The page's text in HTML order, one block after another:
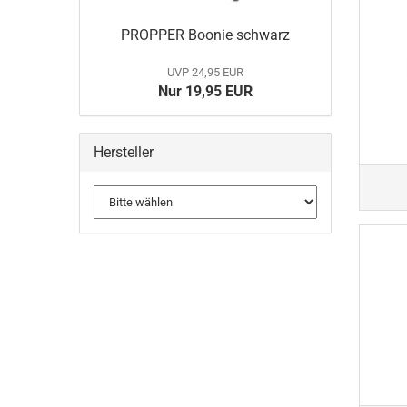
DANNER Boots
Gummistiefel
HAIX Boots
Socken
PROPPER Boonie schwarz
UVP 24,95 EUR
Nur 19,95 EUR
Hersteller